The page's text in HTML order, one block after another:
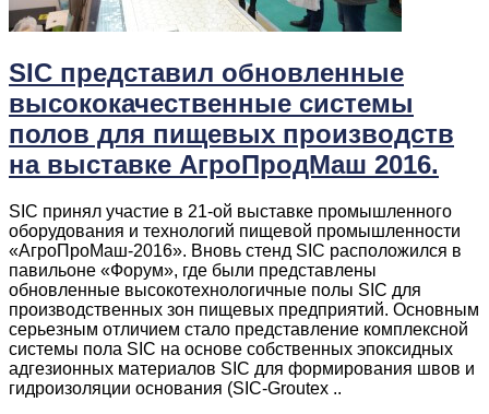
SIC представил обновленные
высококачественные системы
полов для пищевых производств
на выставке АгроПродМаш 2016.
SIC принял участие в 21-ой выставке промышленного
оборудования и технологий пищевой промышленности
«АгроПроМаш-2016». Вновь стенд SIC расположился в
павильоне «Форум», где были представлены
обновленные высокотехнологичные полы SIC для
производственных зон пищевых предприятий. Основным
серьезным отличием стало представление комплексной
системы пола SIC на основе собственных эпоксидных
адгезионных материалов SIC для формирования швов и
гидроизоляции основания (SIC-Groutex ..